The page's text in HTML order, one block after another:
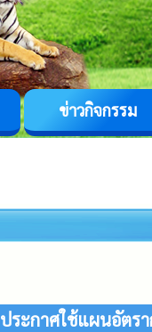
ข่าวกิจกรรม
ประกาศใช้แผนอัตร